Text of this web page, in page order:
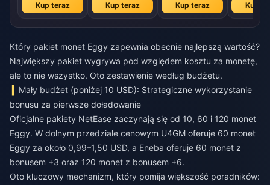
Kup teraz Kup teraz Kup teraz Kup
Który pakiet monet Eggy zapewnia obecnie najlepszą wartość?
Największy pakiet wygrywa pod względem kosztu za monetę,
ale to nie wszystko. Oto zestawienie według budżetu.
Mały budżet (poniżej 10 USD): Strategiczne wykorzystanie
bonusu za pierwsze doładowanie
Oficjalne pakiety NetEase zaczynają się od 10, 60 i 120 monet
Eggy. W dolnym przedziale cenowym U4GM oferuje 60 monet
Eggy za około 0,99–1,50 USD, a Eneba oferuje 60 monet z
bonusem +3 oraz 120 monet z bonusem +6.
Oto kluczowy mechanizm, który pomija większość poradników: